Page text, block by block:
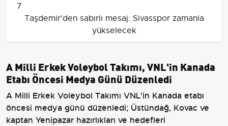
7
Taşdemir'den sabırlı mesaj: Sivasspor zamanla
yükselecek
A Milli Erkek Voleybol Takımı, VNL'in Kanada
Etabı Öncesi Medya Günü Düzenledi
A Milli Erkek Voleybol Takımı VNL'in Kanada etabı
öncesi medya günü düzenledi; Üstündağ, Kovac ve
kaptan Yenipazar hazırlıkları ve hedefleri